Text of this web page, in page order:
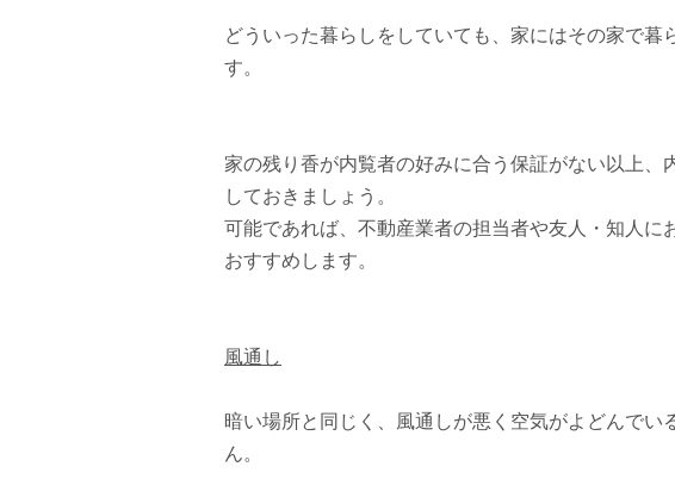
どういった暮らしをしていても、家にはその家で暮
す。
家の残り香が内覧者の好みに合う保証がない以上
しておきましょう。
可能であれば、不動産業者の担当者や友人・知人に
おすすめします。
風通し
暗い場所と同じく、風通しが悪く空気がよどんで
ん。